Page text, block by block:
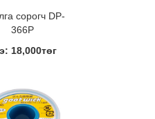
сорогч DP-
366P
18,000төг